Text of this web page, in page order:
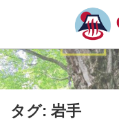
タグ: 岩手